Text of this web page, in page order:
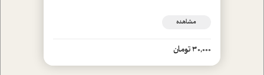
مشاهده
30,000 تومان